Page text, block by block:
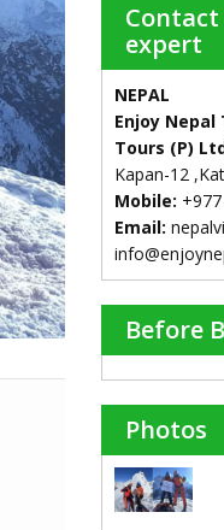
expert
NEPAL
Enjoy
Tours (P)
Kapan-12
Mobile:
Email:
Before
Photos